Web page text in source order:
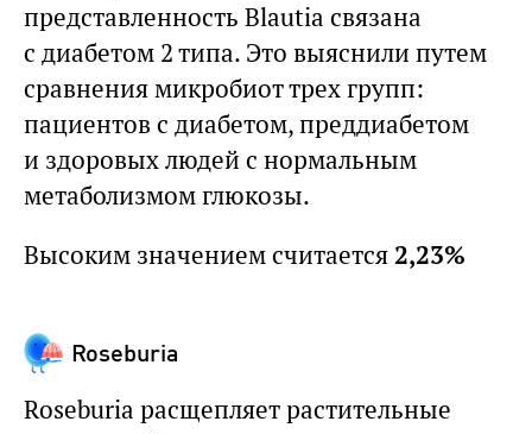
представленность Blautia связана
с диабетом 2 типа. Это выяснили путем
сравнения микробиот трех групп:
пациентов с диабетом, преддиабетом
и здоровых людей с нормальным
метаболизмом глюкозы.
Высоким значением считается2,23%
Roseburia
Roseburia расщепляет растительные